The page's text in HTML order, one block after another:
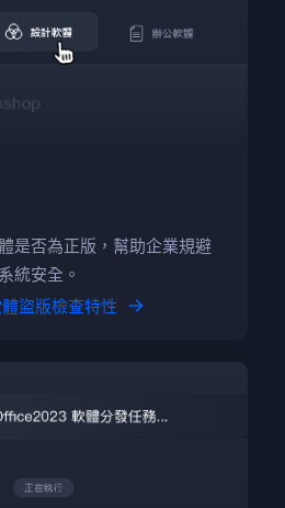
是否為正版，幫助企業規避
統安全。
盜版檢查特性